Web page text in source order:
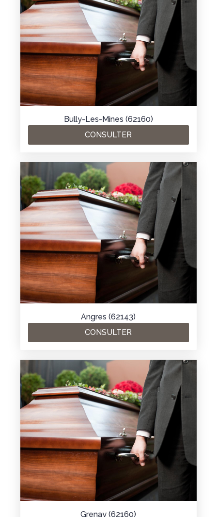
Bully-Les-Mines (62160)
CONSULTER
Angres (62143)
CONSULTER
Grenay (62160)